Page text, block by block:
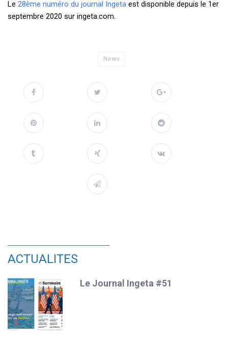
Le 28ème numéro du journal Ingeta est disponible depuis le 1er
septembre 2020 sur ingeta.com.
News
ACTUALITES
Le Journal Ingeta #51